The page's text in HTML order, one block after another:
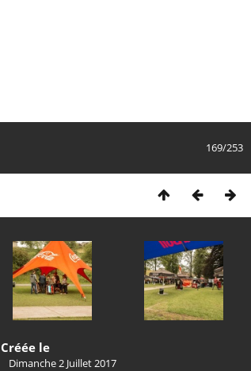
169/253
Créée le
Dimanche 2 Juillet 2017